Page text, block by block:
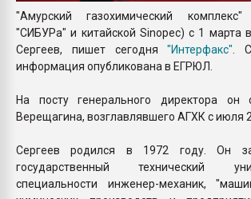
"Амурский газохимический
"СИБУРа" и китайской Sinopec) с 1 марта
Сергеев, пишет сегодня"Интерфакс" .
информация опубликована в ЕГРЮЛ.
На посту генерального директора он
Верещагина, возглавлявшего АГХК с июля
Сергеев родился в 1972 году. Он
государственный технический
специальности инженер-механик,